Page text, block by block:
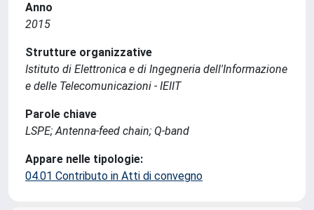
Anno
2015
Strutture organizzative
Istituto di Elettronica e di Ingegneria dell'Informazione
e delle Telecomunicazioni - IEIIT
Parole chiave
LSPE; Antenna-feed chain; Q-band
Appare nelle tipologie:
04.01 Contributo in Atti di convegno